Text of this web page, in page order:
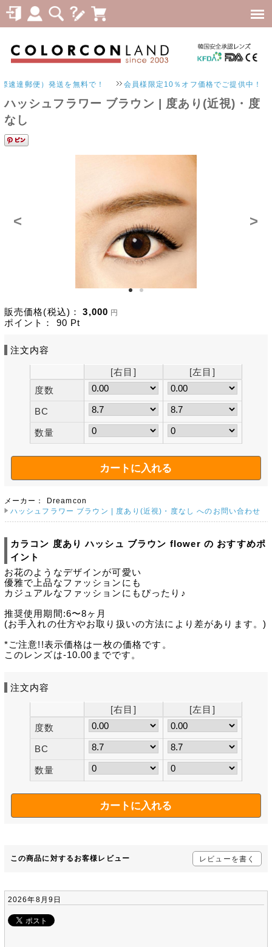
郵便）発送を無料で！ 会員様限定10％オフ価格でご提供中！
ハッシュフラワー ブラウン | 度あり(近視)・度
なし
< >
販売価格(税込)： 3,000 円
ポイント： 90 Pt
注文内容
[右目]
[左目]
度数
BC
数量
メーカー：
Dreamcon
ハッシュフラワー ブラウン | 度あり(近視)・度なし へのお問い合わせ
カラコン 度あり ハッシュ ブラウン flower の おすすめポ
イント
お花のようなデザインが可愛い
優雅で上品なファッションにも
カジュアルなファッションにもぴったり♪
推奨使用期間:6〜8ヶ月
(お手入れの仕方やお取り扱いの方法により差があります。)
*ご注意!!表示価格は一枚の価格です。
このレンズは-10.00までです。
注文内容
[右目]
[左目]
度数
BC
数量
この商品に対するお客様レビュー レビューを書く
2026年8月9日